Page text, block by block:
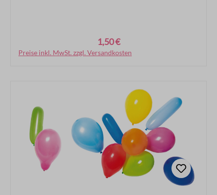
1,50 €
Preise inkl. MwSt. zzgl. Versandkosten
In den Warenkorb